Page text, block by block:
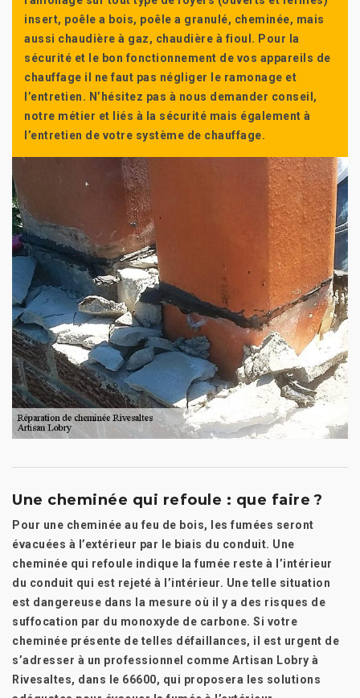
insert, poêle a bois, poêle a granulé, cheminée, mais
aussi chaudière à gaz, chaudière à fioul. Pour la
sécurité et le bon fonctionnement de vos appareils de
chauffage il ne faut pas négliger le ramonage et
l’entretien. N’hésitez pas à nous demander conseil,
notre métier et liés à la sécurité mais également à
l’entretien de votre système de chauffage.
Une cheminée qui refoule : que faire ?
Pour une cheminée au feu de bois, les fumées seront
évacuées à l’extérieur par le biais du conduit. Une
cheminée qui refoule indique la fumée reste à l’intérieur
du conduit qui est rejeté à l’intérieur. Une telle situation
est dangereuse dans la mesure où il y a des risques de
suffocation par du monoxyde de carbone. Si votre
cheminée présente de telles défaillances, il est urgent de
s’adresser à un professionnel comme Artisan Lobry à
Rivesaltes, dans le 66600, qui proposera les solutions